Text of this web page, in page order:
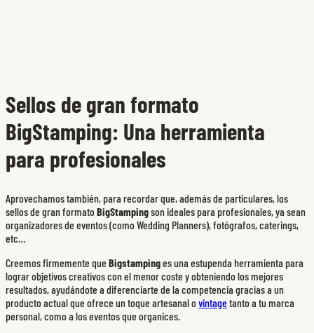
Sellos de gran formato
BigStamping: Una herramienta
para profesionales
Aprovechamos también, para recordar que, además de particulares, los
sellos de gran formatoBigStampingson ideales para profesionales, ya sean
organizadores de eventos (como Wedding Planners), fotógrafos, caterings,
etc…
Creemos firmemente que Bigstampinges una estupenda herramienta para
lograr objetivos creativos con el menor coste y obteniendo los mejores
resultados, ayudándote a diferenciarte de la competencia gracias a un
producto actual que ofrece un toque artesanal ovintage tanto a tu marca
personal, como a los eventos que organices.